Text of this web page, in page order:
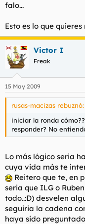
falo...
Esto es lo que quieres
Victor I
Freak
15 May 2009
rusas-macizas rebuznó:
iniciar la ronda
responder? No
Lo más lógico seria
cuya vida más te
Reitero que te, en
seria que ILG o
todo..:D) desvelen
seguiria la cadena
haya sido